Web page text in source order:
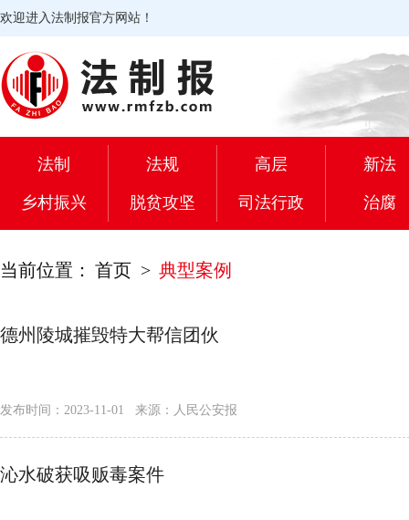
欢迎进入法制报官方网站！
法制 法规 高层 新法
乡村振兴 脱贫攻坚 司法行政 治腐
当前位置： 首页 > 典型案例
德州陵城摧毁特大帮信团伙
发布时间：2023-11-01 来源：人民公安报
沁水破获吸贩毒案件